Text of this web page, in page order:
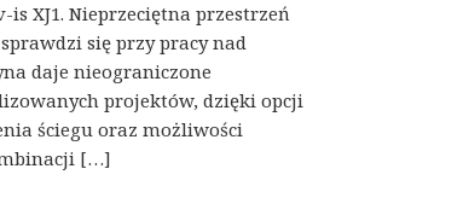
XJ1. Nieprzeciętna przestrzeń
się przy pracy nad
daje nieograniczone
projektów, dzięki opcji
ściegu oraz możliwości
[…]